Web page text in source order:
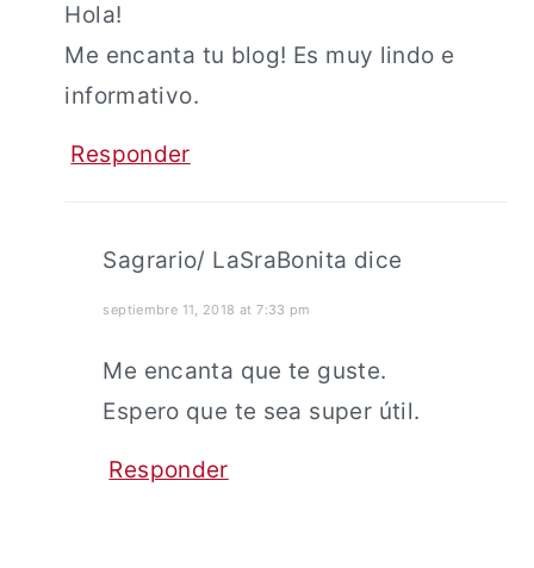
Hola!
Me encanta tu blog! Es muy lindo e
informativo.
Responder
Sagrario/ LaSraBonita dice
septiembre 11, 2018 at 7:33 pm
Me encanta que te guste.
Espero que te sea super útil.
Responder